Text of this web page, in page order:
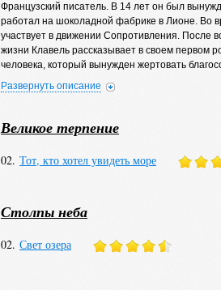
Французский писатель. В 14 лет он был
работал на шоколадной фабрике в Лионе. Во
участвует в движении Сопротивления. После
жизни Клавель рассказывает в своем первом
человека, который вынужден жертовать
дней и ночей лихорадки», — писал Клавель в
На дебютный роман молодого писателя
«Путешествие отца» (1960), а также
написанной в 1962—1968 годах.
1968 — Гонкуровская премия за роман
Википедия
Развернуть описание
Великое терпение
02. Тот, кто хотел увидеть море
Столпы неба
02. Свет озера